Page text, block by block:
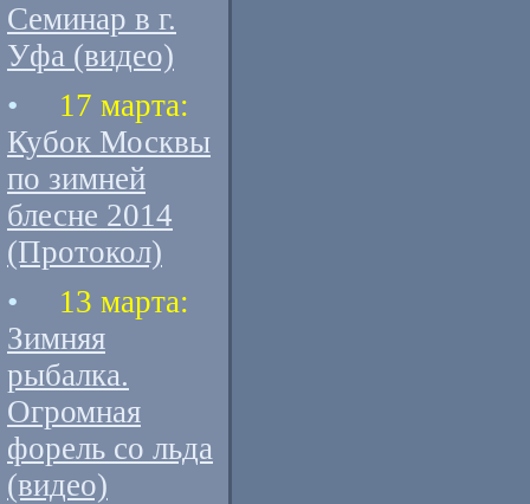
Семинар в г.
Уфа (видео)
• 17 марта:
Кубок Москвы
по зимней
блесне 2014
(Протокол)
• 13 марта:
Зимняя
рыбалка.
Огромная
форель со льда
(видео)